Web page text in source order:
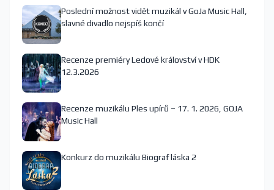
Poslední možnost vidět muzikál v GoJa Music Hall,
slavné divadlo nejspíš končí
Recenze premiéry Ledové království v HDK
12.3.2026
Recenze muzikálu Ples upírů – 17. 1. 2026, GOJA
Music Hall
Konkurz do muzikálu Biograf láska 2